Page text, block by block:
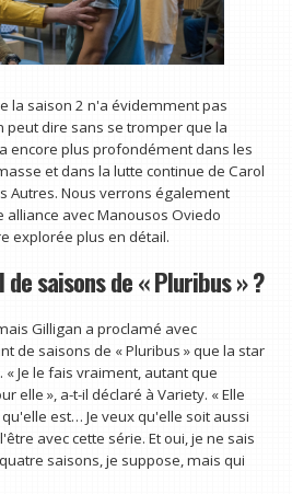
la saison 2 n'a évidemment pas
peut dire sans se tromper que la
encore plus profondément dans les
et dans la lutte continue de Carol
Autres. Nous verrons également
avec Manousos Oviedo
explorée plus en détail.
saisons de « Pluribus » ?
Gilligan a proclamé avec
de saisons de « Pluribus » que la star
Je le fais vraiment, autant que
elle », a-t-il déclaré à Variety. « Elle
est… Je veux qu'elle soit aussi
avec cette série. Et oui, je ne sais
saisons, je suppose, mais qui